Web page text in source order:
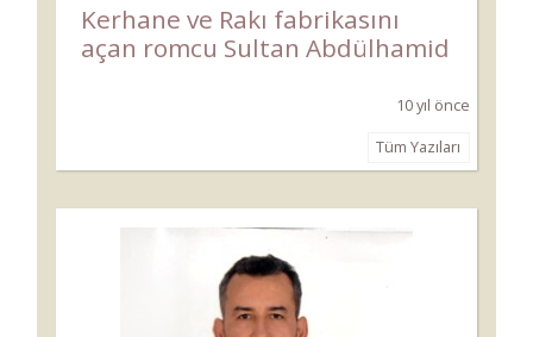
Kerhane ve Rakı fabrikasını
açan romcu Sultan Abdülhamid
10 yıl önce
Tüm Yazıları